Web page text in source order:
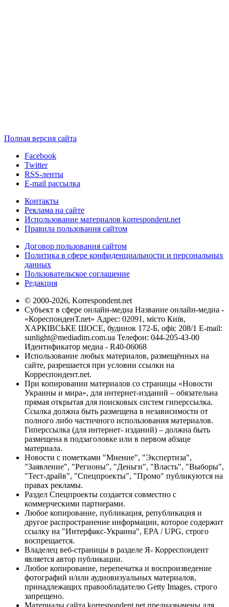
Полная версия сайта
Facebook
Twitter
RSS-ленты
E-mail рассылка
Контакты
Реклама на сайте
Использование материалов korrespondent.net
Правила пользования сайтом
Договор пользования сайтом
Политика в сфере конфиденциальности и персональных
данных
Пользовательское соглашение
Редакция
© 2000-2026, Korrespondent.net
Субъект в сфере онлайн-медиа Название онлайн-медиа -
«КореспонденТ.net» Адрес: 02091, місто Київ,
ХАРКІВСЬКЕ ШОСЕ, будинок 172-Б, офіс 208/1 E-mail:
sunlight@mediadim.com.ua Телефон: 044-205-43-00
Идентификатор медиа - R40-06068
Использование любых материалов, размещённых на
сайте, разрешается при условии ссылки на
Корреспондент.net.
При копировании материалов со страницы «Новости
Украины и мира», для интернет-изданий – обязательна
прямая открытая для поисковых систем гиперссылка.
Ссылка должна быть размещена в независимости от
полного либо частичного использования материалов.
Гиперссылка (для интернет- изданий) – должна быть
размещена в подзаголовке или в первом абзаце
материала.
Новости с пометками "Мнение", "Экспертиза",
"Заявление", "Регионы", "Деньги", "Власть", "Выборы",
"Тест-драйв", "Спецпроекты", "Промо" публикуются на
правах рекламы.
Раздел Спецпроекты создается совместно с
коммерческими партнерами.
Любое копирование, публикация, републикация и
другое распространение информации, которое содержит
ссылку на "Интерфакс-Украина", EPA / UPG, строго
воспрещается.
Владелец веб-страницы в разделе Я- Корреспондент
является автор публикации.
Любое копирование, перепечатка и воспроизведение
фотографий и/или аудиовизуальных материалов,
принадлежащих правообладателю Getty Images, строго
запрещено.
Материалы сайта korrespondent.net предназначены для